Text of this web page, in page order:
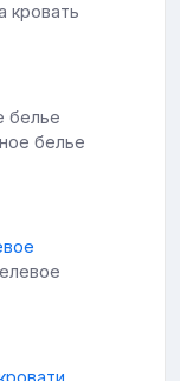
кровать
белье